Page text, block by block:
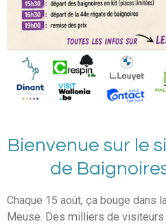
Bienvenue sur le
de
Chaque 15 août, ça bouge dans
Meuse. Des milliers de